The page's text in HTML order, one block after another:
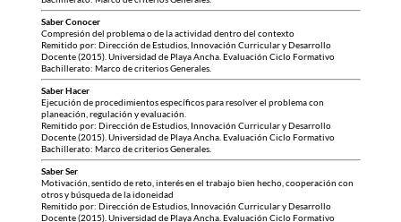
Saber Conocer
Compresión del problema o de la actividad dentro del contexto
Remitido por: Dirección de Estudios, Innovación Curricular y Desarrollo
Docente (2015). Universidad de Playa Ancha. Evaluación Ciclo Formativo
Bachillerato: Marco de criterios Generales.
Saber Hacer
Ejecución de procedimientos específicos para resolver el problema con
planeación, regulación y evaluación.
Remitido por: Dirección de Estudios, Innovación Curricular y Desarrollo
Docente (2015). Universidad de Playa Ancha. Evaluación Ciclo Formativo
Bachillerato: Marco de criterios Generales.
Saber Ser
Motivación, sentido de reto, interés en el trabajo bien hecho, cooperación con
otros y búsqueda de la idoneidad
Remitido por: Dirección de Estudios, Innovación Curricular y Desarrollo
Docente (2015). Universidad de Playa Ancha. Evaluación Ciclo Formativo